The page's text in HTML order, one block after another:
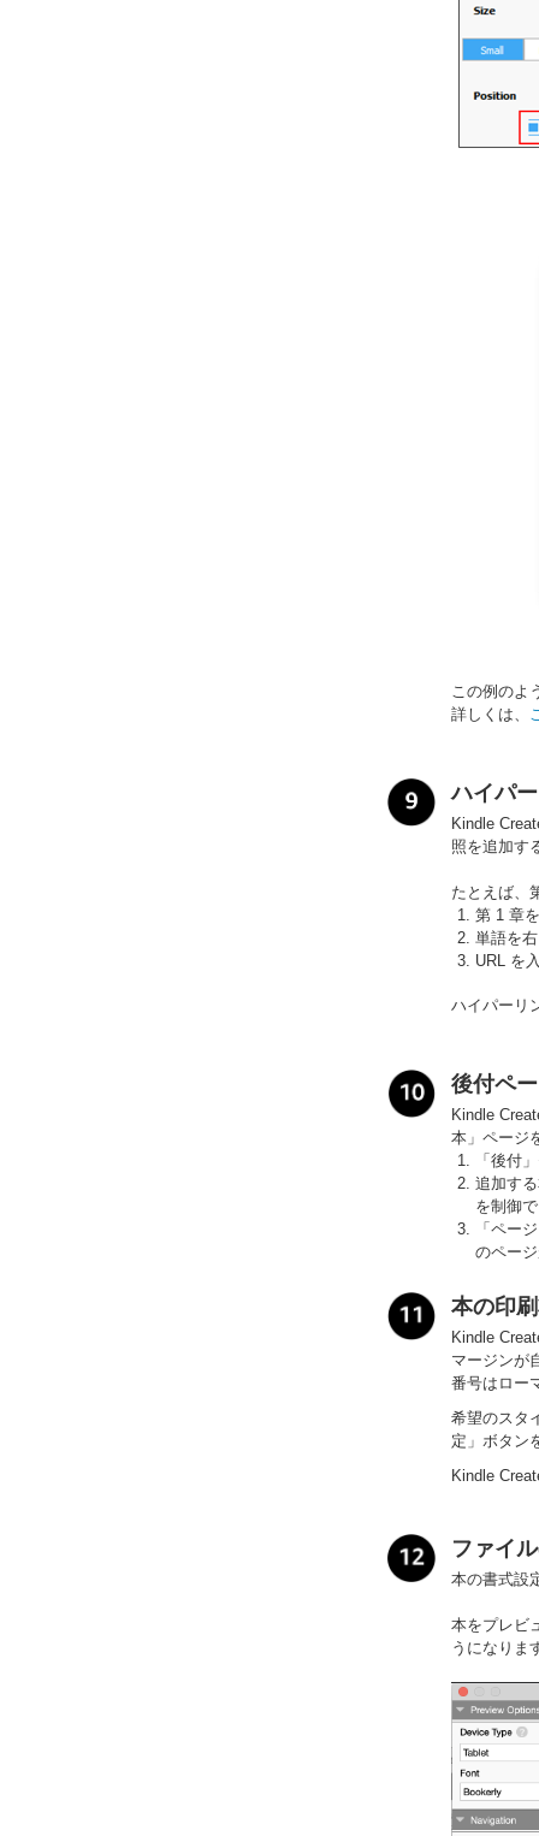
この例のよ
詳しくは、
ハイパ
Kindle
照を追加す
たとえば、
第 1 章
単語を
URL を
ハイパーリ
後付ペ
Kindle
本」ページ
「後付
追加す
を制御
「ペー
のペー
本の印
Kindle
マージンが
番号はロー
希望のスタ
定」ボタン
Kindle
ファイ
本の書式設
本をプレビ
うになりま